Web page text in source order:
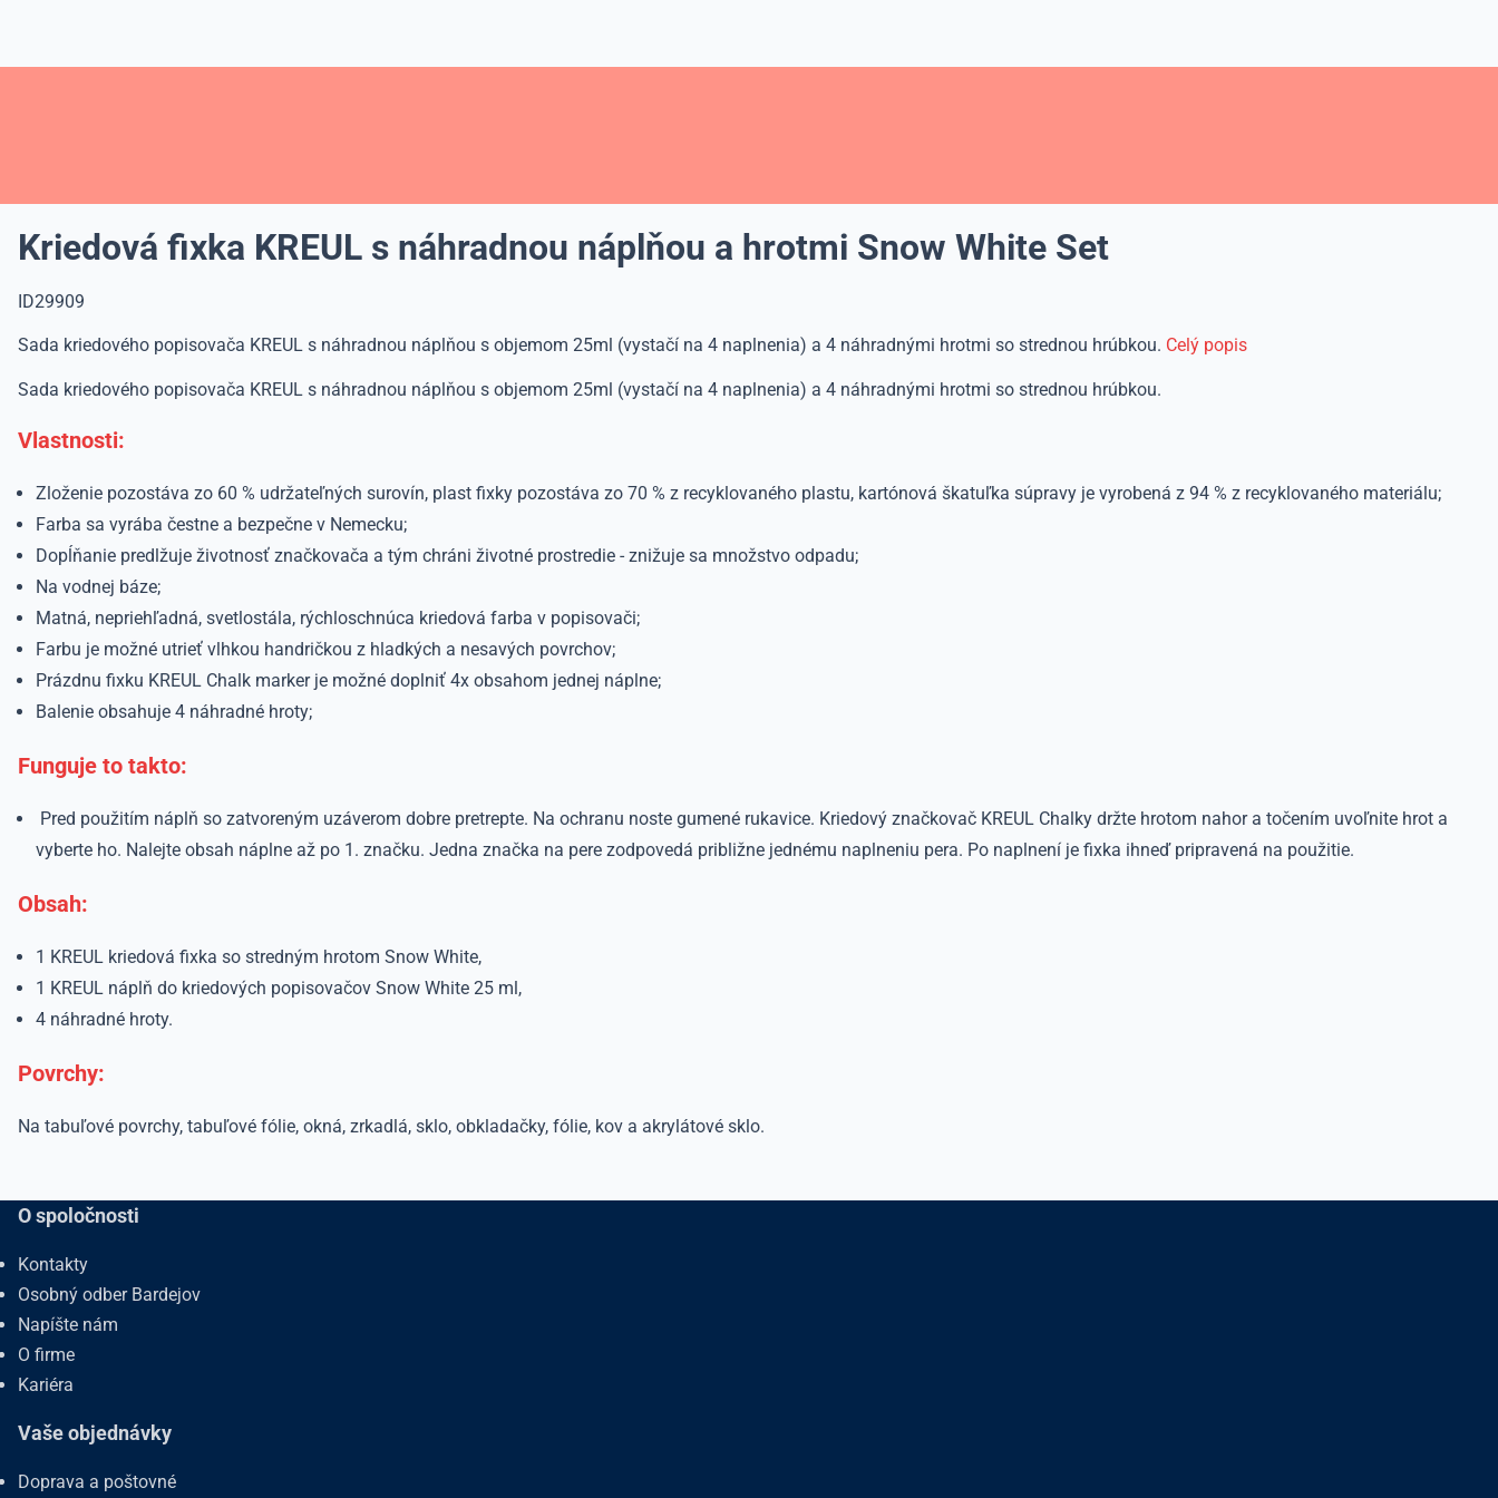
Kriedová fixka KREUL s náhradnou náplňou a hrotmi Snow White Set
ID29909
Sada kriedového popisovača KREUL s náhradnou náplňou s objemom 25ml (vystačí na 4 naplnenia) a 4 náhradnými hrotmi so strednou hrúbkou. Celý popis
Sada kriedového popisovača KREUL s náhradnou náplňou s objemom 25ml (vystačí na 4 naplnenia) a 4 náhradnými hrotmi so strednou hrúbkou.
Vlastnosti:
Zloženie ​​pozostáva zo 60 % udržateľných surovín, plast fixky pozostáva zo 70 % z recyklovaného plastu, kartónová škatuľka súpravy je vyrobená z 94 % z recyklovaného materiálu;
Farba sa vyrába čestne a bezpečne v Nemecku;
Dopĺňanie predlžuje životnosť značkovača a tým chráni životné prostredie - znižuje sa množstvo odpadu;
Na vodnej báze;
Matná, nepriehľadná, svetlostála, rýchloschnúca kriedová farba v popisovači;
Farbu je možné utrieť vlhkou handričkou z hladkých a nesavých povrchov;
Prázdnu fixku KREUL Chalk marker je možné doplniť 4x obsahom jednej náplne;
Balenie obsahuje 4 náhradné hroty;
Funguje to takto:
Pred použitím náplň so zatvoreným uzáverom dobre pretrepte. Na ochranu noste gumené rukavice. Kriedový značkovač KREUL Chalky držte hrotom nahor a točením uvoľnite hrot a
vyberte ho. Nalejte obsah náplne až po 1. značku. Jedna značka na pere zodpovedá približne jednému naplneniu pera. Po naplnení je fixka ihneď pripravená na použitie.
Obsah:
1 KREUL kriedová fixka so stredným hrotom Snow White,
1 KREUL náplň do kriedových popisovačov Snow White 25 ml,
4 náhradné hroty.
Povrchy:
Na tabuľové povrchy, tabuľové fólie, okná, zrkadlá, sklo, obkladačky, fólie, kov a akrylátové sklo.
O spoločnosti
Kontakty
Osobný odber Bardejov
Napíšte nám
O firme
Kariéra
Vaše objednávky
Doprava a poštovné